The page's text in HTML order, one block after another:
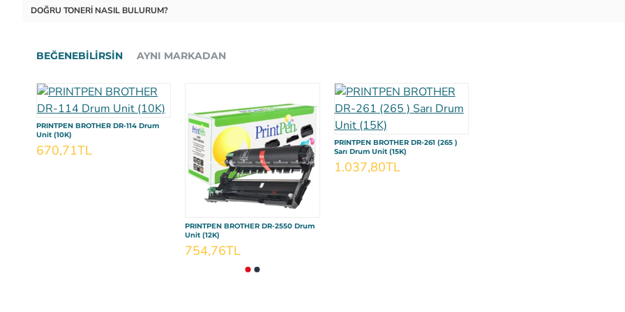
DOĞRU TONERI NASIL BULURUM?
BEĞENEBILIRSIN AYNI MARKADAN
PRINTPEN BROTHER DR-114 Drum
Unit (10K)
670,71TL
PRINTPEN BROTHER DR-2550 Drum
Unit (12K)
754,76TL
PRINTPEN BROTHER DR-261 (265 )
Sarı Drum Unit (15K)
1.037,80TL